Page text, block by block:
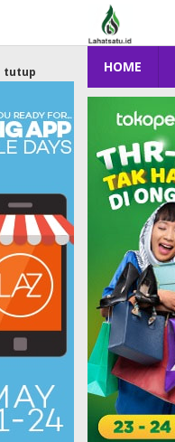
konten
HOME
tutup